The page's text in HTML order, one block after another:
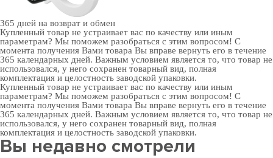
365 дней на возврат и обмен
Купленный товар не устраивает вас по качеству или иным
параметрам? Мы поможем разобраться с этим вопросом! С
момента получения Вами товара Вы вправе вернуть его в течение
365 календарных дней. Важным условием является то, что товар не
использовался, у него сохранен товарный вид, полная
комплектация и целостность заводской упаковки.
Купленный товар не устраивает вас по качеству или иным
параметрам? Мы поможем разобраться с этим вопросом! С
момента получения Вами товара Вы вправе вернуть его в течение
365 календарных дней. Важным условием является то, что товар не
использовался, у него сохранен товарный вид, полная
комплектация и целостность заводской упаковки.
Вы недавно смотрели